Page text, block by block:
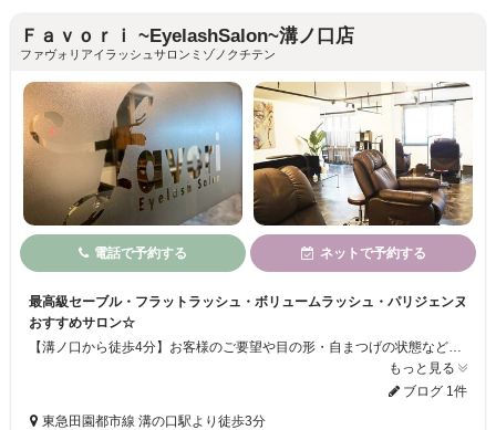
Ｆａｖｏｒｉ ~EyelashSalon~溝ノ口店
ファヴォリアイラッシュサロンミゾノクチテン
電話で予約する ネットで予約する
最高級セーブル・フラットラッシュ・ボリュームラッシュ・パリジェンヌ
おすすめサロン☆
もっと見る
ブログ 1件
東急田園都市線 溝の口駅より徒歩3分